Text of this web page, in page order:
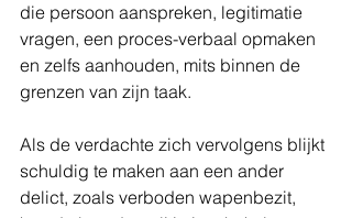
die persoon aanspreken, legitimatie
vragen, een proces-verbaal opmaken
en zelfs aanhouden, mits binnen de
grenzen van zijn taak.
Als de verdachte zich vervolgens blijkt
schuldig te maken aan een ander
delict, zoals verboden wapenbezit,